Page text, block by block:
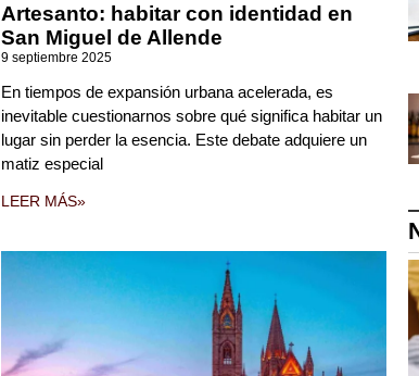
Artesanto: habitar con identidad en
San Miguel de Allende
9 septiembre 2025
En tiempos de expansión urbana acelerada, es
inevitable cuestionarnos sobre qué significa habitar un
lugar sin perder la esencia. Este debate adquiere un
matiz especial
LEER MÁS»